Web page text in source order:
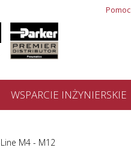
Pomoc
WSPARCIE INŻYNIERSKIE
M4 - M12